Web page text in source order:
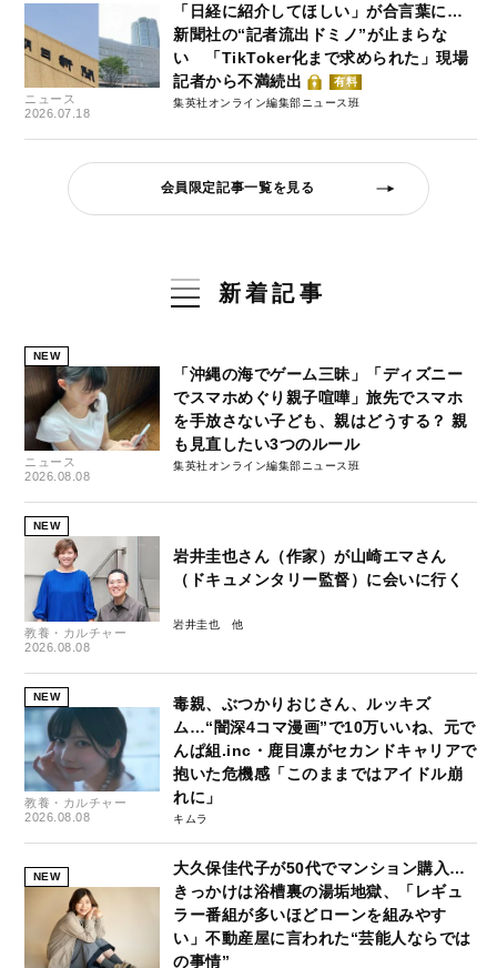
ニュース
2026.07.18
「日経に紹介してほしい」が合言葉に…
新聞社の“記者流出ドミノ”が止まらな
い 「TikToker化まで求められた」現場
記者から不満続出
有料
集英社オンライン編集部ニュース班
会員限定記事一覧を見る
新着記事
NEW
ニュース
2026.08.08
「沖縄の海でゲーム三昧」「ディズニー
でスマホめぐり親子喧嘩」旅先でスマホ
を手放さない子ども、親はどうする？ 親
も見直したい3つのルール
集英社オンライン編集部ニュース班
NEW
教養・カルチャー
2026.08.08
岩井圭也さん（作家）が山崎エマさん
（ドキュメンタリー監督）に会いに行く
岩井圭也
NEW
教養・カルチャー
2026.08.08
毒親、ぶつかりおじさん、ルッキズ
ム…“闇深4コマ漫画”で10万いいね、元で
んぱ組.inc・鹿目凛がセカンドキャリアで
抱いた危機感「このままではアイドル崩
れに」
キムラ
NEW
大久保佳代子が50代でマンション購入…
きっかけは浴槽裏の湯垢地獄、「レギュ
ラー番組が多いほどローンを組みやす
い」不動産屋に言われた“芸能人ならでは
の事情”